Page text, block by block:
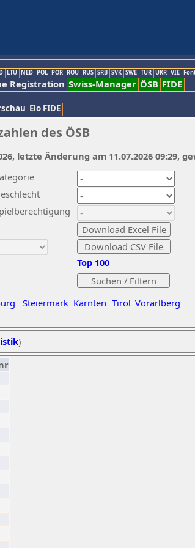
LTU NED POL POR ROU RUS SRB SVK SWE TUR UKR VIE
Registration Swiss-Manager ÖSB FIDE
Elo FIDE
des ÖSB
Steiermark Kärnten Tirol Vorarlberg
Top 100
letzte Änderung am 11.07.2026 09:29,
)